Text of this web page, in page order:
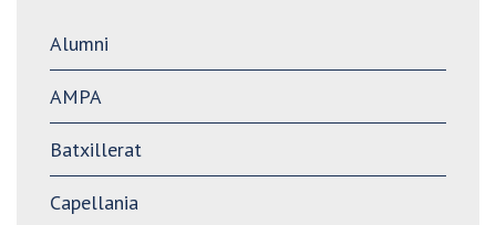
Alumni
AMPA
Batxillerat
Capellania